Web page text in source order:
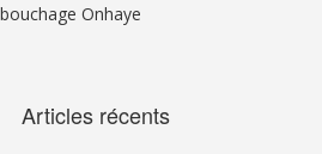
Onhaye
Articles récents